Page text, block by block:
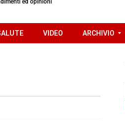
ed opinioni
VIDEO ARCHIVIO